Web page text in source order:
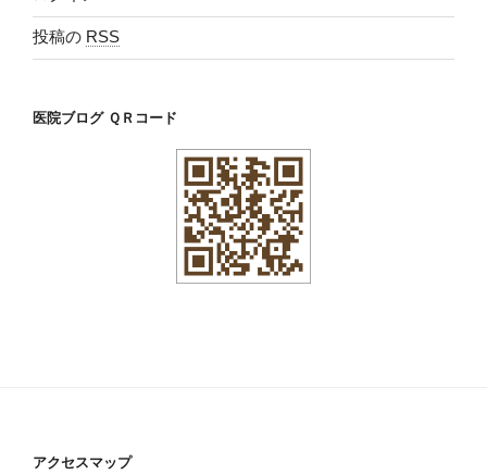
投稿の RSS
医院ブログ ＱＲコード
アクセスマップ